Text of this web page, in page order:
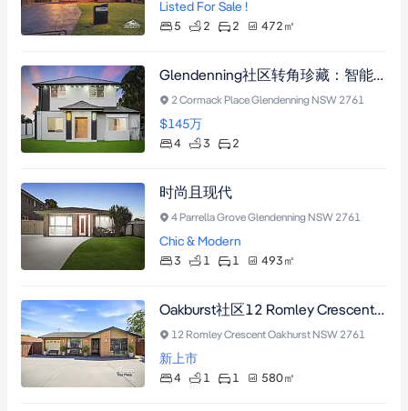
Listed For Sale !
5 2 2 472 ㎡
Glendenning社区转角珍藏：智能家居、中央空调、四卧三卫、挑高天花板，步行至学校与购物中心
2 Cormack Place Glendenning NSW 2761
$145万
4 3 2
时尚且现代
4 Parrella Grove Glendenning NSW 2761
Chic & Modern
3 1 1 493 ㎡
Oakburst社区12 Romley Crescent宁静之地，四卧双车位车库带中央空调，近学校购物中心，附姻亲房开发潜力（需市政厅批准）
12 Romley Crescent Oakhurst NSW 2761
新上市
4 1 1 580㎡